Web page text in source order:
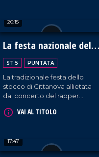
20:15
La festa nazionale dello
stocco
ST 5 PUNTATA
La tradizionale festa dello
stocco di Cittanova allietata
dal concerto del rapper
VAI AL TITOLO
17:47